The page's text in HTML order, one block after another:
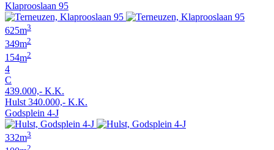
Klaprooslaan 95
625m3
349m2
154m2
4
C
439.000,- K.K.
Hulst 340.000,- K.K.
Godsplein 4-J
332m3
2